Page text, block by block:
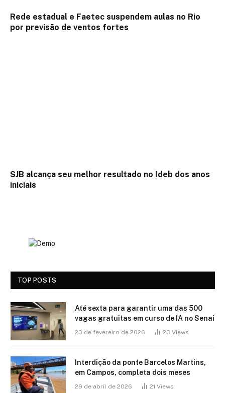
Rede estadual e Faetec suspendem aulas no Rio
por previsão de ventos fortes
SJB alcança seu melhor resultado no Ideb dos anos
iniciais
TOP POSTS
Até sexta para garantir uma das 500
vagas gratuitas em curso de IA no Senai
23 de fevereiro de 2026 23 Views
Interdição da ponte Barcelos Martins,
em Campos, completa dois meses
29 de abril de 2026 21 Views